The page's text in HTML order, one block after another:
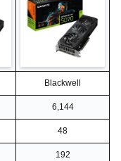
Blackwell
6,144
48
192